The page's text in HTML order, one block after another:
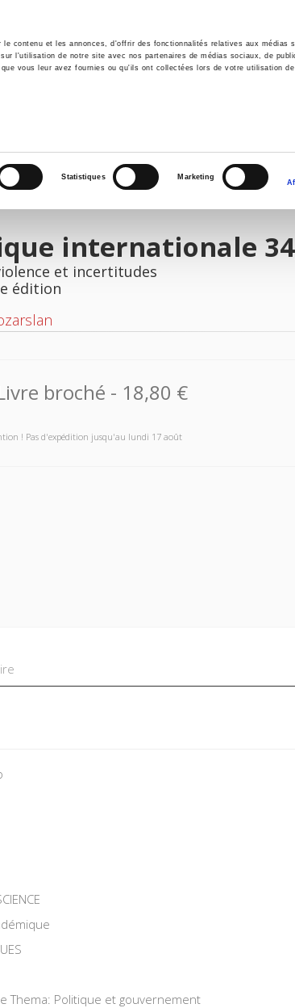
le contenu et les annonces, d'offrir des fonctionnalités relatives aux médias
l'utilisation de notre site avec nos partenaires de médias sociaux, de
vous leur avez fournies ou qu'ils ont collectées lors de votre utilisation
Statistiques Marketing
Environnement Histoire
internationale
et incertitudes
édition
broché - 18,80 €
! Pas d'expédition jusqu'au lundi 17 août
Thema: Politique et gouvernement